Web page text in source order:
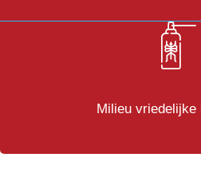
Milieu vriedelijke